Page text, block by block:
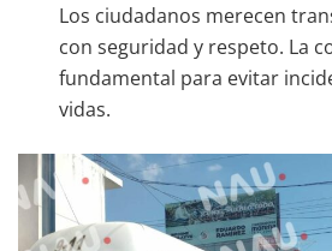
Los ciudadanos merecen
con seguridad y respeto. La
fundamental para evitar
vidas.